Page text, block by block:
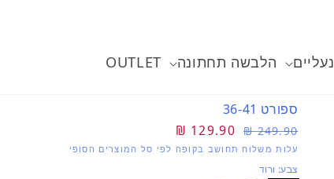
נעליים הלבשה תחתונה OUTLET
ספורט 36-41
מחיר
רגיל
249.90 ₪
מחיר
מבצע
129.90 ₪
עלות משלוח תחושב בקופה לפי סל המוצרים הסופי
צבע: ורוד